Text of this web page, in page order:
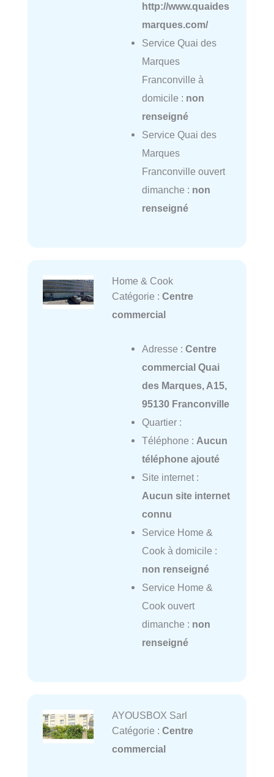
http://www.quaides
marques.com/
Service Quai des
Marques
Franconville à
domicile : non
renseigné
Service Quai des
Marques
Franconville ouvert
dimanche : non
renseigné
Home & Cook
Catégorie : Centre
commercial
Adresse : Centre
commercial Quai
des Marques, A15,
95130 Franconville
Quartier :
Téléphone : Aucun
téléphone ajouté
Site internet :
Aucun site internet
connu
Service Home &
Cook à domicile :
non renseigné
Service Home &
Cook ouvert
dimanche : non
renseigné
AYOUSBOX Sarl
Catégorie : Centre
commercial